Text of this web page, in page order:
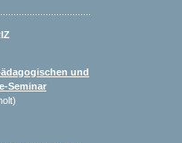
und
Seminar